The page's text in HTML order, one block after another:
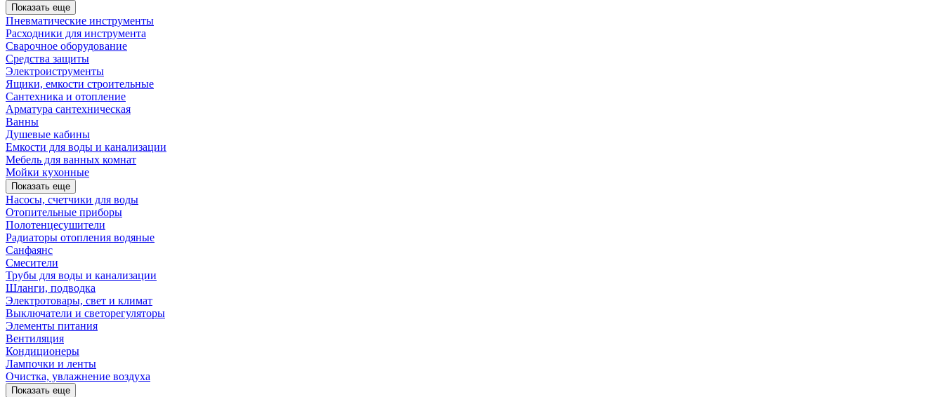
Показать еще
Пневматические инструменты
Расходники для инструмента
Сварочное оборудование
Средства защиты
Электроиструменты
Ящики, емкости строительные
Сантехника и отопление
Арматура сантехническая
Ванны
Душевые кабины
Емкости для воды и канализации
Мебель для ванных комнат
Мойки кухонные
Показать еще
Насосы, счетчики для воды
Отопительные приборы
Полотенцесушители
Радиаторы отопления водяные
Санфаянс
Смесители
Трубы для воды и канализации
Шланги, подводка
Электротовары, свет и климат
Выключатели и светорегуляторы
Элементы питания
Вентиляция
Кондиционеры
Лампочки и ленты
Очистка, увлажнение воздуха
Показать еще